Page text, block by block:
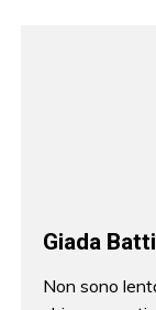
Giada
Non sono